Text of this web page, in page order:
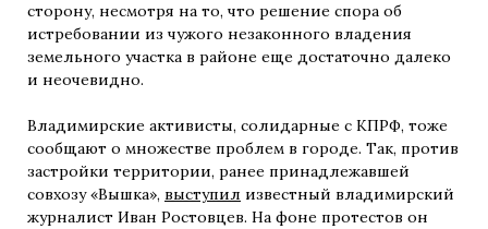
сторону, несмотря на то, что решение спора об
истребовании из чужого незаконного владения
земельного участка в районе еще достаточно далеко
и неочевидно.
Владимирские активисты, солидарные с КПРФ, тоже
сообщают о множестве проблем в городе. Так, против
застройки территории, ранее принадлежавшей
совхозу «Вышка», выступил известный владимирский
журналист Иван Ростовцев. На фоне протестов он